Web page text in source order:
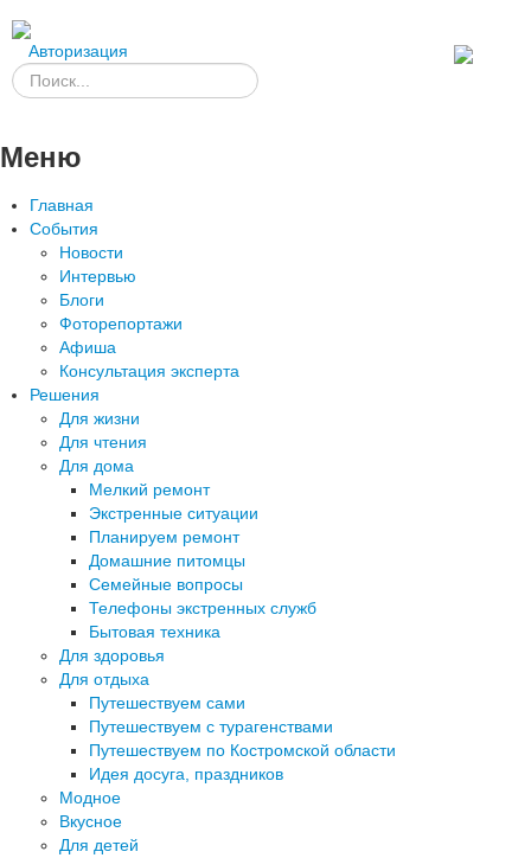
Авторизация
Меню
Главная
События
Новости
Интервью
Блоги
Фоторепортажи
Афиша
Консультация эксперта
Решения
Для жизни
Для чтения
Для дома
Мелкий ремонт
Экстренные ситуации
Планируем ремонт
Домашние питомцы
Семейные вопросы
Телефоны экстренных служб
Бытовая техника
Для здоровья
Для отдыха
Путешествуем сами
Путешествуем с турагенствами
Путешествуем по Костромской области
Идея досуга, праздников
Модное
Вкусное
Для детей